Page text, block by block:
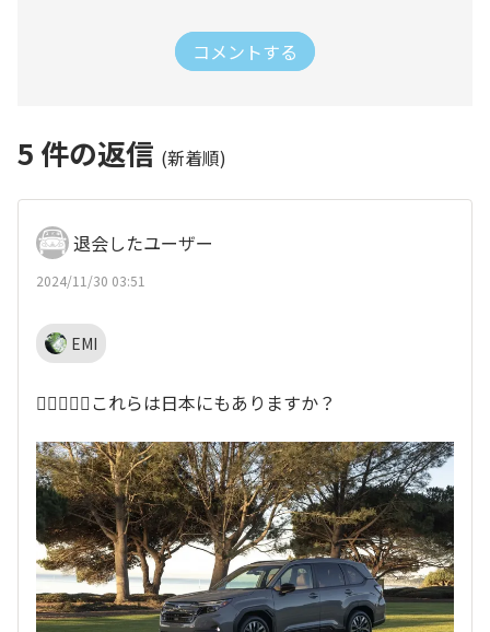
コメントする
5 件の返信 (新着順)
退会したユーザー
2024/11/30 03:51
EMI
👇🏽🤔🧔🏽これらは日本にもありますか？